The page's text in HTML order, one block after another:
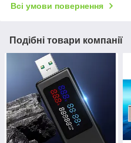
Всі умови повернення
Подібні товари компанії